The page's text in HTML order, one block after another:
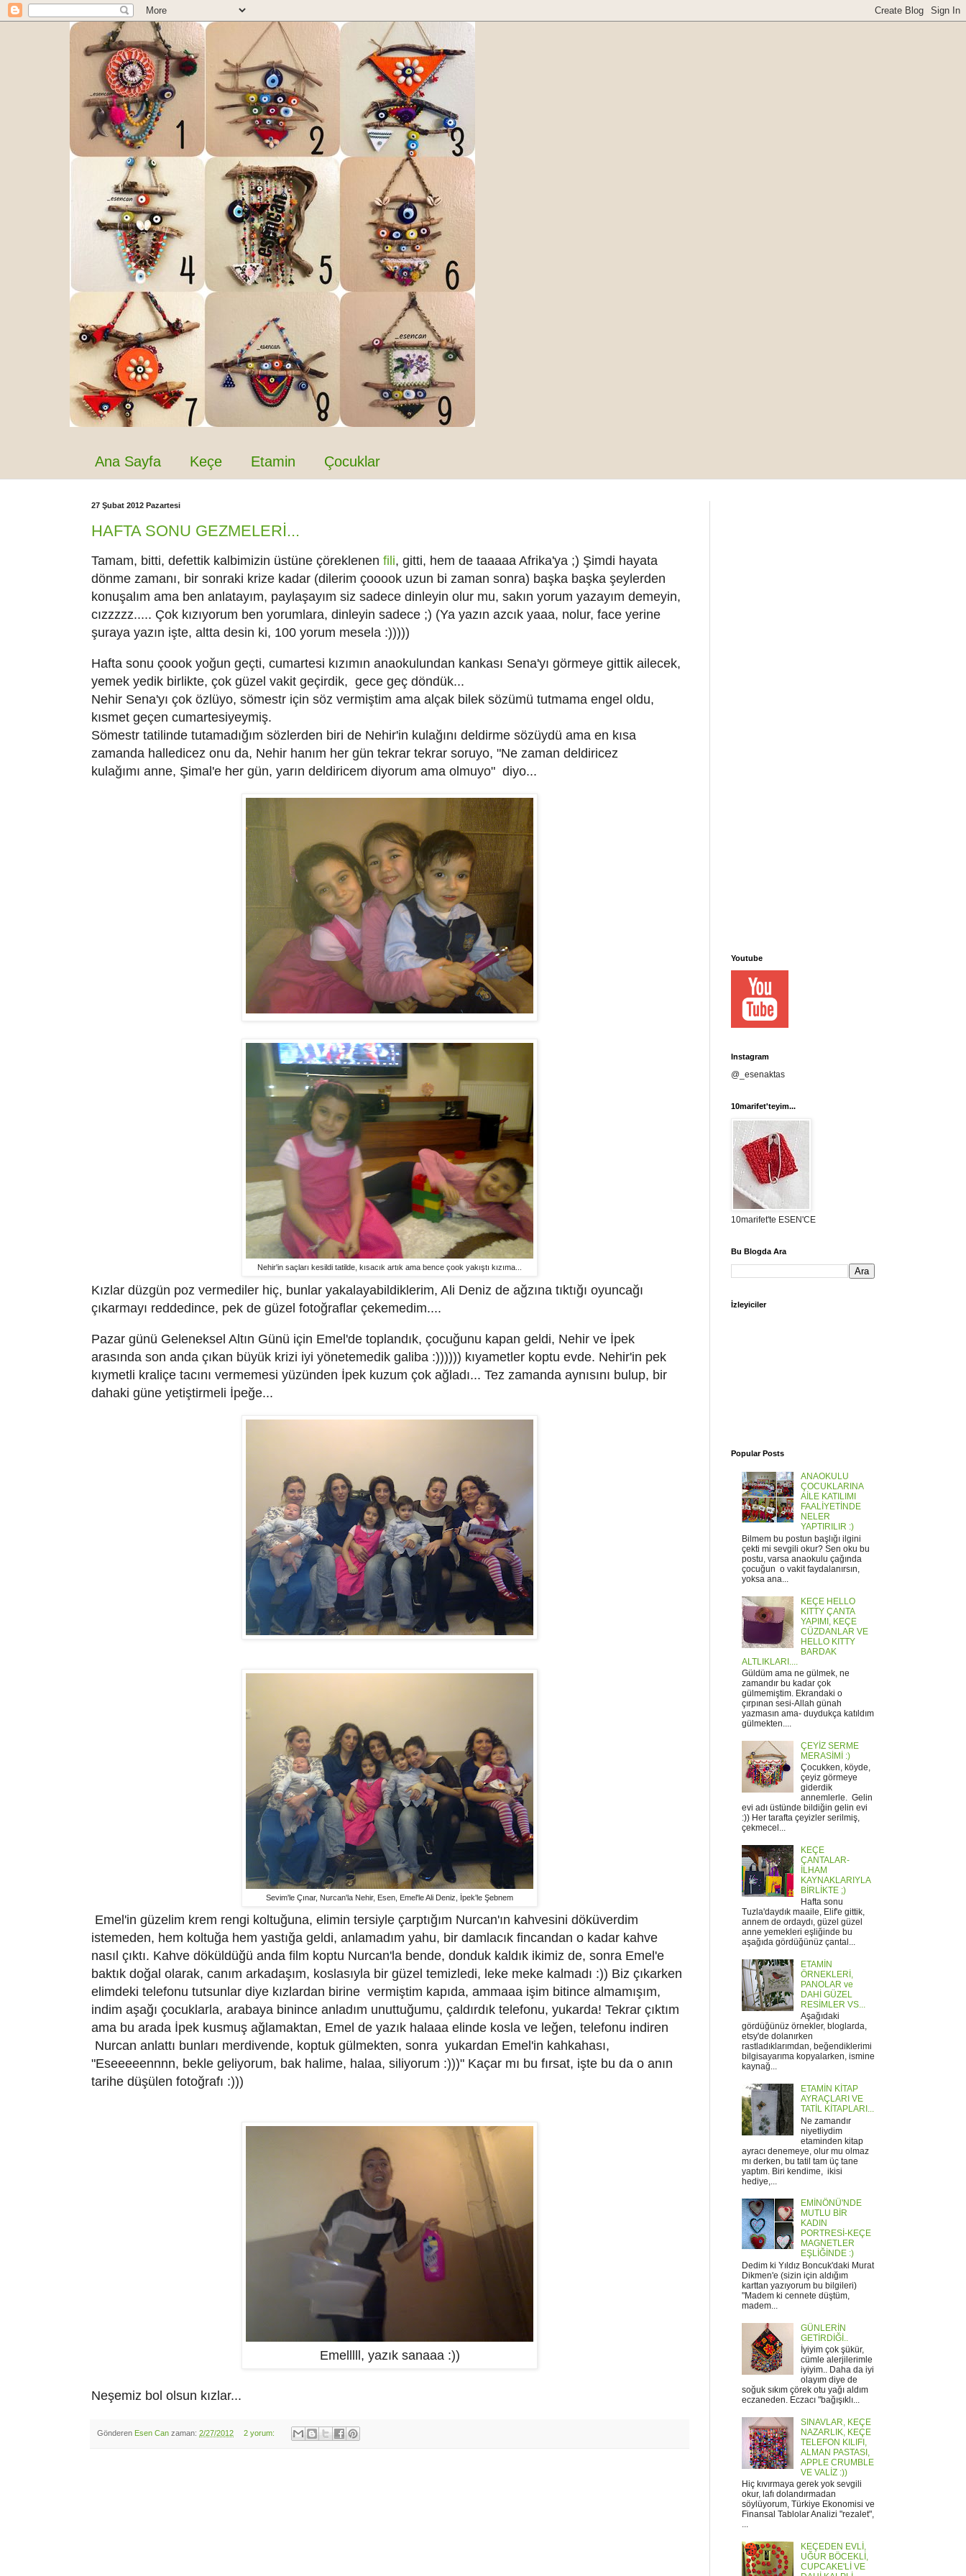
Ana Sayfa Keçe Etamin Çocuklar
27 Şubat 2012 Pazartesi
HAFTA SONU GEZMELERİ...
Tamam, bitti, defettik kalbimizin üstüne çöreklenen fili, gitti, hem de taaaaa Afrika'ya ;) Şimdi hayata
dönme zamanı, bir sonraki krize kadar (dilerim çooook uzun bi zaman sonra) başka başka şeylerden
konuşalım ama ben anlatayım, paylaşayım siz sadece dinleyin olur mu, sakın yorum yazayım demeyin,
cızzzzz..... Çok kızıyorum ben yorumlara, dinleyin sadece ;) (Ya yazın azcık yaaa, nolur, face yerine
şuraya yazın işte, altta desin ki, 100 yorum mesela :)))))
Hafta sonu çoook yoğun geçti, cumartesi kızımın anaokulundan kankası Sena'yı görmeye gittik ailecek,
yemek yedik birlikte, çok güzel vakit geçirdik, gece geç döndük...
Nehir Sena'yı çok özlüyo, sömestr için söz vermiştim ama alçak bilek sözümü tutmama engel oldu,
kısmet geçen cumartesiyeymiş.
Sömestr tatilinde tutamadığım sözlerden biri de Nehir'in kulağını deldirme sözüydü ama en kısa
zamanda halledicez onu da, Nehir hanım her gün tekrar tekrar soruyo, "Ne zaman deldiricez
kulağımı anne, Şimal'e her gün, yarın deldiricem diyorum ama olmuyo" diyo...
Nehir'in saçları kesildi tatilde, kısacık artık ama bence çook yakıştı kızıma...
Kızlar düzgün poz vermediler hiç, bunlar yakalayabildiklerim, Ali Deniz de ağzına tıktığı oyuncağı
çıkarmayı reddedince, pek de güzel fotoğraflar çekemedim....
Pazar günü Geleneksel Altın Günü için Emel'de toplandık, çocuğunu kapan geldi, Nehir ve İpek
arasında son anda çıkan büyük krizi iyi yönetemedik galiba :)))))) kıyametler koptu evde. Nehir'in pek
kıymetli kraliçe tacını vermemesi yüzünden İpek kuzum çok ağladı... Tez zamanda aynısını bulup, bir
dahaki güne yetiştirmeli İpeğe...
Sevim'le Çınar, Nurcan'la Nehir, Esen, Emel'le Ali Deniz, İpek'le Şebnem
Emel'in güzelim krem rengi koltuğuna, elimin tersiyle çarptığım Nurcan'ın kahvesini döküverdim
istemeden, hem koltuğa hem yastığa geldi, anlamadım yahu, bir damlacık fincandan o kadar kahve
nasıl çıktı. Kahve döküldüğü anda film koptu Nurcan'la bende, donduk kaldık ikimiz de, sonra Emel'e
baktık doğal olarak, canım arkadaşım, koslasıyla bir güzel temizledi, leke meke kalmadı :)) Biz çıkarken
elimdeki telefonu tutsunlar diye kızlardan birine vermiştim kapıda, ammaaa işim bitince almamışım,
indim aşağı çocuklarla, arabaya binince anladım unuttuğumu, çaldırdık telefonu, yukarda! Tekrar çıktım
ama bu arada İpek kusmuş ağlamaktan, Emel de yazık halaaa elinde kosla ve leğen, telefonu indiren
Nurcan anlattı bunları merdivende, koptuk gülmekten, sonra yukardan Emel'in kahkahası,
"Eseeeeennnn, bekle geliyorum, bak halime, halaa, siliyorum :)))" Kaçar mı bu fırsat, işte bu da o anın
tarihe düşülen fotoğrafı :)))
Emelllll, yazık sanaaa :))
Neşemiz bol olsun kızlar...
Gönderen Esen Can zaman: 2/27/2012 2 yorum:
Youtube
Instagram
@_esenaktas
10marifet'teyim...
10marifet'te ESEN'CE
Bu Blogda Ara
İzleyiciler
Popular Posts
ANAOKULU
ÇOCUKLARINA
AİLE KATILIMI
FAALİYETİNDE
NELER
YAPTIRILIR :)
Bilmem bu postun başlığı ilgini
çekti mi sevgili okur? Sen oku bu
postu, varsa anaokulu çağında
çocuğun o vakit faydalanırsın,
yoksa ana...
KEÇE HELLO
KITTY ÇANTA
YAPIMI, KEÇE
CÜZDANLAR VE
HELLO KITTY
BARDAK
ALTLIKLARI....
Güldüm ama ne gülmek, ne
zamandır bu kadar çok
gülmemiştim. Ekrandaki o
çırpınan sesi-Allah günah
yazmasın ama- duydukça katıldım
gülmekten....
ÇEYİZ SERME
MERASİMİ :)
Çocukken, köyde,
çeyiz görmeye
giderdik
annemlerle. Gelin
evi adı üstünde bildiğin gelin evi
:)) Her tarafta çeyizler serilmiş,
çekmecel...
KEÇE
ÇANTALAR-
İLHAM
KAYNAKLARIYLA
BİRLİKTE ;)
Hafta sonu
Tuzla'daydık maaile, Elif'e gittik,
annem de ordaydı, güzel güzel
anne yemekleri eşliğinde bu
aşağıda gördüğünüz çantal...
ETAMİN
ÖRNEKLERİ,
PANOLAR ve
DAHİ GÜZEL
RESİMLER VS...
Aşağıdaki
gördüğünüz örnekler, bloglarda,
etsy'de dolanırken
rastladıklarımdan, beğendiklerimi
bilgisayarıma kopyalarken, ismine
kaynağ...
ETAMİN KİTAP
AYRAÇLARI VE
TATİL KİTAPLARI...
Ne zamandır
niyetliydim
etaminden kitap
ayracı denemeye, olur mu olmaz
mı derken, bu tatil tam üç tane
yaptım. Biri kendime, ikisi
hediye,...
EMİNÖNÜ'NDE
MUTLU BİR
KADIN
PORTRESİ-KEÇE
MAGNETLER
EŞLİĞİNDE :)
Dedim ki Yıldız Boncuk'daki Murat
Dikmen'e (sizin için aldığım
karttan yazıyorum bu bilgileri)
"Madem ki cennete düştüm,
madem...
GÜNLERİN
GETİRDİĞİ..
İyiyim çok şükür,
cümle alerjilerimle
iyiyim.. Daha da iyi
olayım diye de
soğuk sıkım çörek otu yağı aldım
eczaneden. Eczacı "bağışıklı...
SINAVLAR, KEÇE
NAZARLIK, KEÇE
TELEFON KILIFI,
ALMAN PASTASI,
APPLE CRUMBLE
VE VALİZ :))
Hiç kıvırmaya gerek yok sevgili
okur, lafı dolandırmadan
söylüyorum, Türkiye Ekonomisi ve
Finansal Tablolar Analizi "rezalet",
...
KEÇEDEN EVLİ,
UĞUR BÖCEKLİ,
CUPCAKE'Lİ VE